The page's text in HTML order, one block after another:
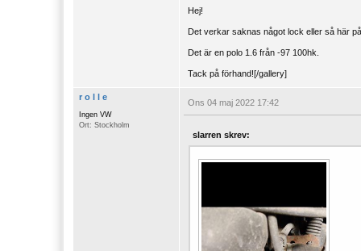
Hej!
Det verkar saknas något lock eller så här
Det är en polo 1.6 från -97 100hk.
Tack på förhand![/gallery]
r o l l e
Ingen VW
Ort: Stockholm
Ons 04 maj 2022 17:42
slarren skrev: